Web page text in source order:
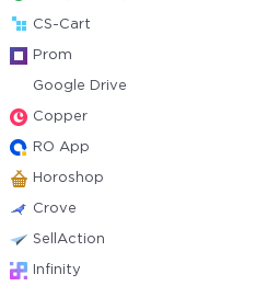
CS-Cart
Prom
Google Drive
Copper
RO App
Horoshop
Crove
SellAction
Infinity